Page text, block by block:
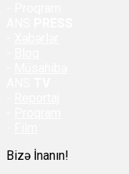
Bizə İnanın!